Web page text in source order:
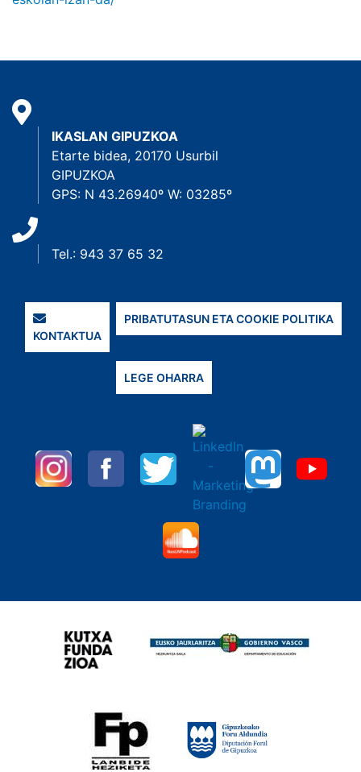
IKASLAN GIPUZKOA
Etarte bidea, 20170 Usurbil
GIPUZKOA
GPS: N 43.26940º W: 03285º
Tel.: 943 37 65 32
KONTAKTUA
PRIBATUTASUN ETA COOKIE POLITIKA
LEGE OHARRA